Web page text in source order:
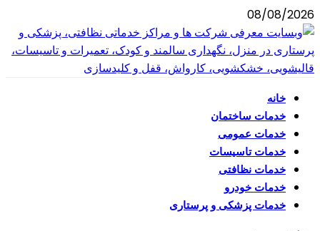
08/08/2026
خانه
خدمات ساختمان
خدمات عمومی
خدمات تاسیسات
خدمات نظافتی
خدمات خودرو
خدمات پزشکی و پرستاری